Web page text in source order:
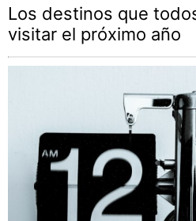
Los destinos que
visitar el próximo año